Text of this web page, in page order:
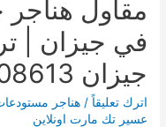
مقاول هناجر
في جيزان |
جيزان 0550708613
اترك تعليقاً /هناجر
عسير تك مارت اونلاين